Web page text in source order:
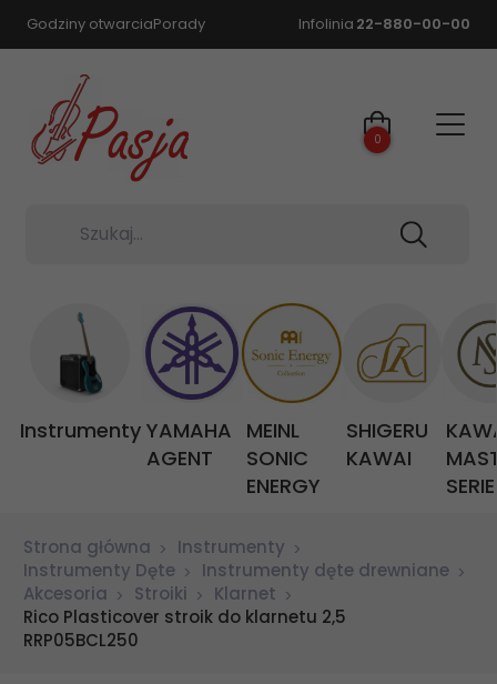
Godziny otwarciaPorady Infolinia 22-880-00-00
Szukaj...
0
Instrumenty YAMAHA
AGENT
MEINL
SONIC
ENERGY
SHIGERU
KAWAI
Strona główna
Instrumenty
Instrumenty Dęte
Instrumenty dęte drewniane
Akcesoria
Stroiki
Klarnet
Rico Plasticover stroik do klarnetu 2,5
RRP05BCL250